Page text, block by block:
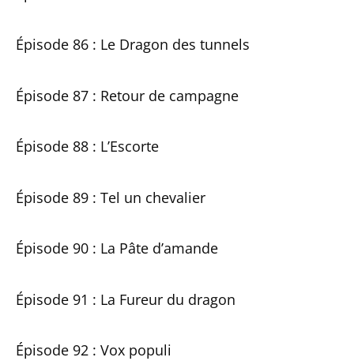
Épisode 86 : Le Dragon des tunnels
Épisode 87 : Retour de campagne
Épisode 88 : L’Escorte
Épisode 89 : Tel un chevalier
Épisode 90 : La Pâte d’amande
Épisode 91 : La Fureur du dragon
Épisode 92 : Vox populi